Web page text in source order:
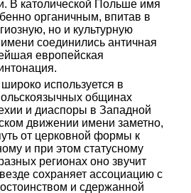
В католической Польше имя
органичным, впитав в
но и культурную
соединились античная
европейская
используется в
общинах
и диаспоры в Западной
движении имени заметно,
от церковной формы к
и при этом статусному
регионах оно звучит
сохраняет ассоциацию с
и сдержанной